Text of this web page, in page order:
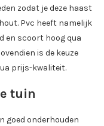
zodat je deze haast
Pvc heeft namelijk
en scoort hoog qua
is de keuze
prijs-kwaliteit.
tuin
goed onderhouden